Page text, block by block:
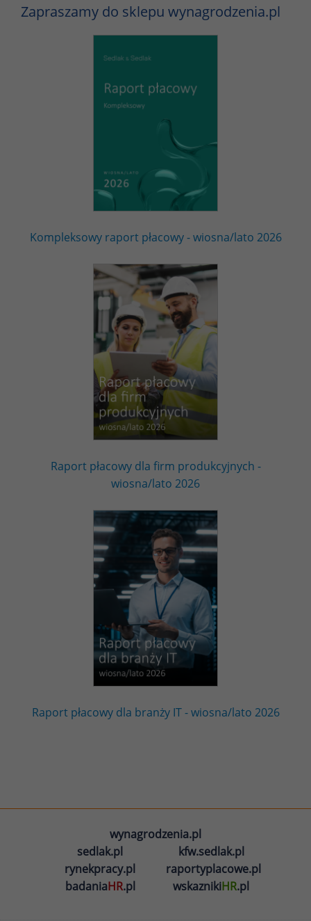
Zapraszamy do sklepu wynagrodzenia.pl
Kompleksowy raport płacowy - wiosna/lato 2026
Raport płacowy dla firm produkcyjnych -
wiosna/lato 2026
Raport płacowy dla branży IT - wiosna/lato 2026
wynagrodzenia.pl
sedlak.pl
kfw.sedlak.pl
rynekpracy.pl
raportyplacowe.pl
badaniaHR.pl wskaznikiHR.pl